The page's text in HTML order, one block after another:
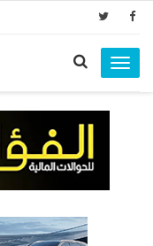
Toggle
navigation